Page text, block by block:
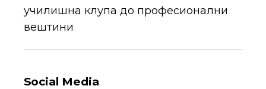
училишна клупа до професионални
вештини
Social Media